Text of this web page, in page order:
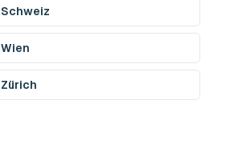
Schweiz
Wien
Zürich